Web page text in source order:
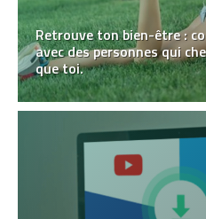
Retrouve ton bien-être :
avec des personnes qui
que toi.